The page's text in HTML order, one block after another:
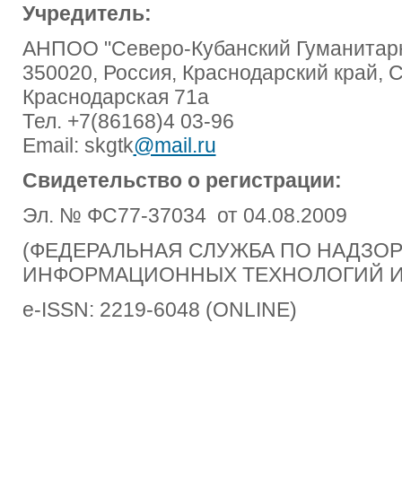
Учредитель:
АНПОО "Северо-Кубанский
350020, Россия, Краснодарский край,
Краснодарская 71а
Тел. +7(86168)4 03-96
Email: skgtk@mail.ru
Свидетельство о регистрации:
Эл. № ФС77-37034 от 04.08.2009
(ФЕДЕРАЛЬНАЯ СЛУЖБА ПО
ИНФОРМАЦИОННЫХ ТЕХНОЛОГИЙ
e-ISSN: 2219-6048 (ONLINE)